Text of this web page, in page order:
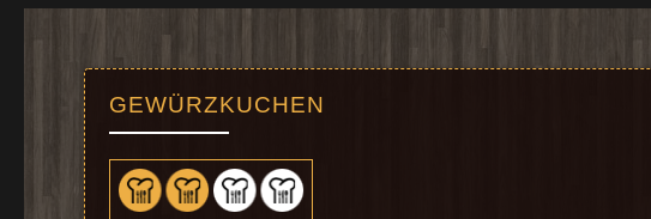
GEWÜRZKUCHEN